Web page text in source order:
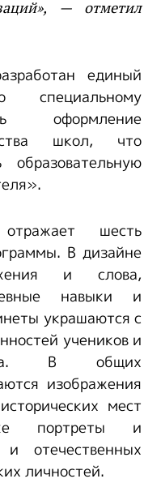
— отметил
единый
специальному
оформление
школ, что
образовательную
шесть
В дизайне
и слова,
навыки и
украшаются с
учеников и
В общих
изображения
мест
портреты и
отечественных
личностей.